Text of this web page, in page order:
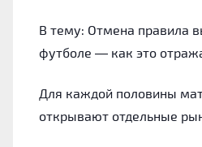
В тему: Отмена правила
футболе — как это
Для каждой половины
открывают отдельные